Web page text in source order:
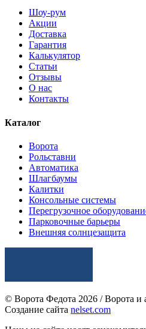
Шоу-рум
Акции
Доставка
Гарантия
Калькулятор
Статьи
Отзывы
О нас
Контакты
Каталог
Ворота
Рольставни
Автоматика
Шлагбаумы
Калитки
Консольные системы
Перегрузочное
Парковочные барьеры
Внешняя солнцезащита
© Ворота Федота 2026 / Ворота и
Создание сайта nelset.com